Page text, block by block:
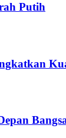
Putih